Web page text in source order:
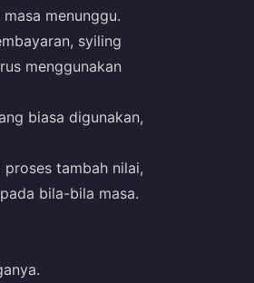
menunggu.
syiling
menggunakan
biasa digunakan,
proses tambah nilai,
bila-bila masa.